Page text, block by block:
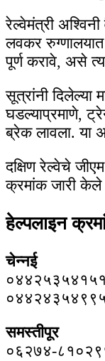
रेल्वेमंत्री
लवकर रुग्णालयात
पूर्ण करावे, असे
सूत्रांनी दिलेल्या
घडल्याप्रमाणे,
ब्रेक लावला. या
दक्षिण रेल्वेचे
क्रमांक जारी केले
हेल्पलाइन
चेन्नई
०४४२५३५४१५१
समस्तीपूर
०६२७४-